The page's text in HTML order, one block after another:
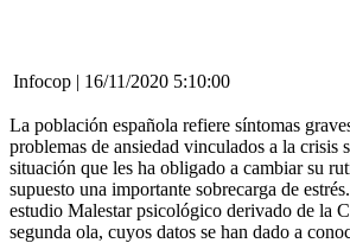
Infocop | 16/11/2020 5:10:00
La población española refiere síntomas
problemas de ansiedad vinculados a la crisis
situación que les ha obligado a cambiar su
supuesto una importante sobrecarga de
estudio Malestar psicológico derivado de la
segunda ola, cuyos datos se han dado a